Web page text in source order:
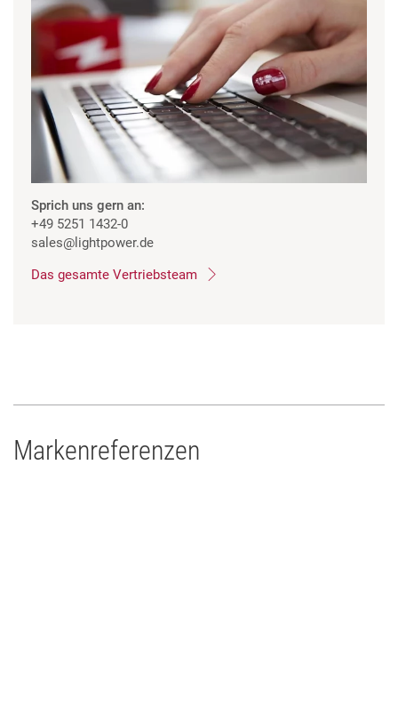
Sprich uns gern an:
+49 5251 1432-0
sales@lightpower.de
Das gesamte Vertriebsteam
Markenreferenzen